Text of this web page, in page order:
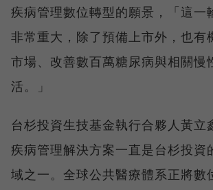
疾病管理數位轉型的願景，「這一
非常重大，除了預備上市外，也有
市場、改善數百萬糖尿病與相關慢
活。」
台杉投資生技基金執行合夥人黃立
疾病管理解決方案一直是台杉投資
域之一。全球公共醫療體系正將數